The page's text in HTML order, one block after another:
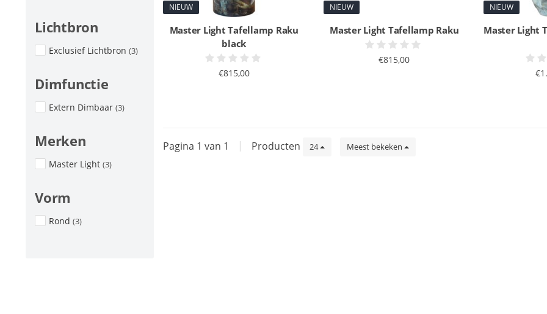
Lichtbron
Exclusief Lichtbron (3)
Dimfunctie
Extern Dimbaar (3)
Merken
Master Light (3)
Vorm
Rond (3)
NIEUW
Master Light Tafellamp Raku
black
€815,00
NIEUW
Master Light Tafellamp Raku
€815,00
NIEUW
Master Light
Pagina 1 van 1 | Producten 24 Meest bekeken